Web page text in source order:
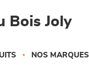
Bois Joly
NOS MARQUES